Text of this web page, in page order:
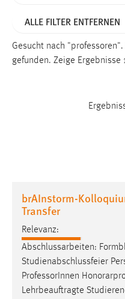
ALLE FILTER ENTFERNEN
Gesucht nach "professoren".
gefunden. Zeige Ergebnisse
brAInstorm-
Transfer
Relevanz:
Abschlussarbeiten:
Studienabschlussfeier
Professor Innen
Lehrbeauftragte
Name:
Dieser Cookie
Performance
Name:
staticfilecache
Zweck:
Für performante
gespeichert, ob man